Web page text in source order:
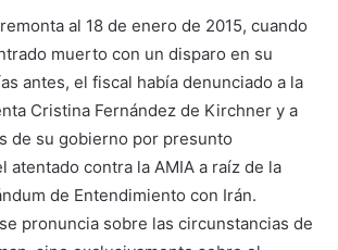
al 18 de enero de 2015, cuando
muerto con un disparo en su
antes, el fiscal había denunciado a la
Cristina Fernández de Kirchner y a
de su gobierno por presunto
atentado contra la AMIA a raíz de la
de Entendimiento con Irán.
pronuncia sobre las circunstancias de